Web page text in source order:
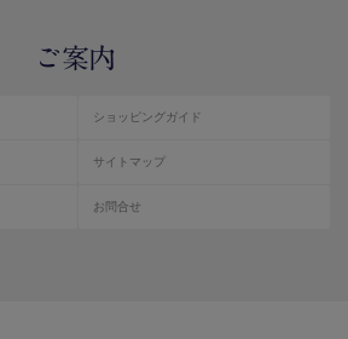
ショッピングガイド
サイトマップ
お問合せ